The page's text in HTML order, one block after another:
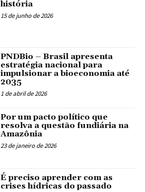
história
15 de junho de 2026
PNDBio – Brasil apresenta
estratégia nacional para
impulsionar a bioeconomia até
2035
1 de abril de 2026
Por um pacto político que
resolva a questão fundiária na
Amazônia
23 de janeiro de 2026
É preciso aprender com as
crises hídricas do passado